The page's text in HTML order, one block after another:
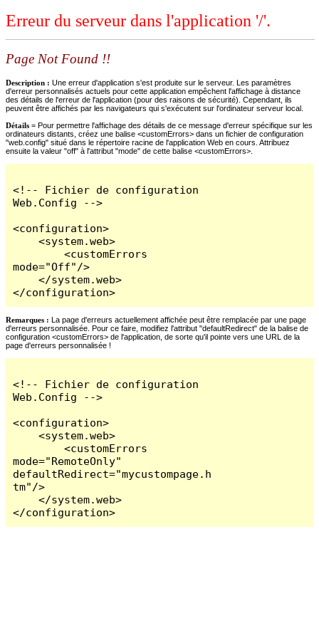
Erreur du serveur dans l'application '/'.
Page Not Found !!
Description : Une erreur d'application s'est produite sur le serveur. Les paramètres
d'erreur personnalisés actuels pour cette application empêchent l'affichage à distance
des détails de l'erreur de l'application (pour des raisons de sécurité). Cependant, ils
peuvent être affichés par les navigateurs qui s'exécutent sur l'ordinateur serveur local.
Détails = Pour permettre l'affichage des détails de ce message d'erreur spécifique sur les
ordinateurs distants, créez une balise <customErrors> dans un fichier de configuration
"web.config" situé dans le répertoire racine de l'application Web en cours. Attribuez
ensuite la valeur "off" à l'attribut "mode" de cette balise <customErrors>.
<!-- Fichier de configuration
Web.Config -->
<configuration>
    <system.web>
        <customErrors
mode="Off"/>
    </system.web>
</configuration>
Remarques : La page d'erreurs actuellement affichée peut être remplacée par une page
d'erreurs personnalisée. Pour ce faire, modifiez l'attribut "defaultRedirect" de la balise de
configuration <customErrors> de l'application, de sorte qu'il pointe vers une URL de la
page d'erreurs personnalisée !
<!-- Fichier de configuration
Web.Config -->
<configuration>
    <system.web>
        <customErrors
mode="RemoteOnly"
defaultRedirect="mycustompage.h
tm"/>
    </system.web>
</configuration>